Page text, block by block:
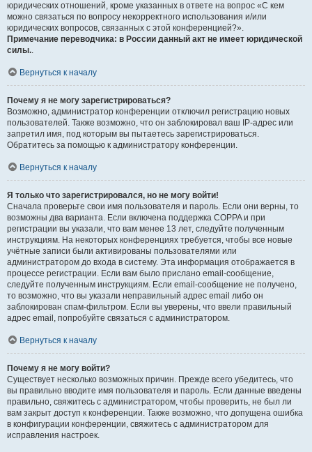
юридических отношений, кроме указанных в ответе на вопрос «С кем
можно связаться по вопросу некорректного использования и/или
юридических вопросов, связанных с этой конференцией?».
Примечание переводчика: в России данный акт не имеет юридической
силы..
Вернуться к началу
Почему я не могу зарегистрироваться?
Возможно, администратор конференции отключил регистрацию новых
пользователей. Также возможно, что он заблокировал ваш IP-адрес или
запретил имя, под которым вы пытаетесь зарегистрироваться.
Обратитесь за помощью к администратору конференции.
Вернуться к началу
Я только что зарегистрировался, но не могу войти!
Сначала проверьте свои имя пользователя и пароль. Если они верны, то
возможны два варианта. Если включена поддержка COPPA и при
регистрации вы указали, что вам менее 13 лет, следуйте полученным
инструкциям. На некоторых конференциях требуется, чтобы все новые
учётные записи были активированы пользователями или
администратором до входа в систему. Эта информация отображается в
процессе регистрации. Если вам было прислано email-сообщение,
следуйте полученным инструкциям. Если email-сообщение не получено,
то возможно, что вы указали неправильный адрес email либо он
заблокирован спам-фильтром. Если вы уверены, что ввели правильный
адрес email, попробуйте связаться с администратором.
Вернуться к началу
Почему я не могу войти?
Существует несколько возможных причин. Прежде всего убедитесь, что
вы правильно вводите имя пользователя и пароль. Если данные введены
правильно, свяжитесь с администратором, чтобы проверить, не был ли
вам закрыт доступ к конференции. Также возможно, что допущена ошибка
в конфигурации конференции, свяжитесь с администратором для
исправления настроек.